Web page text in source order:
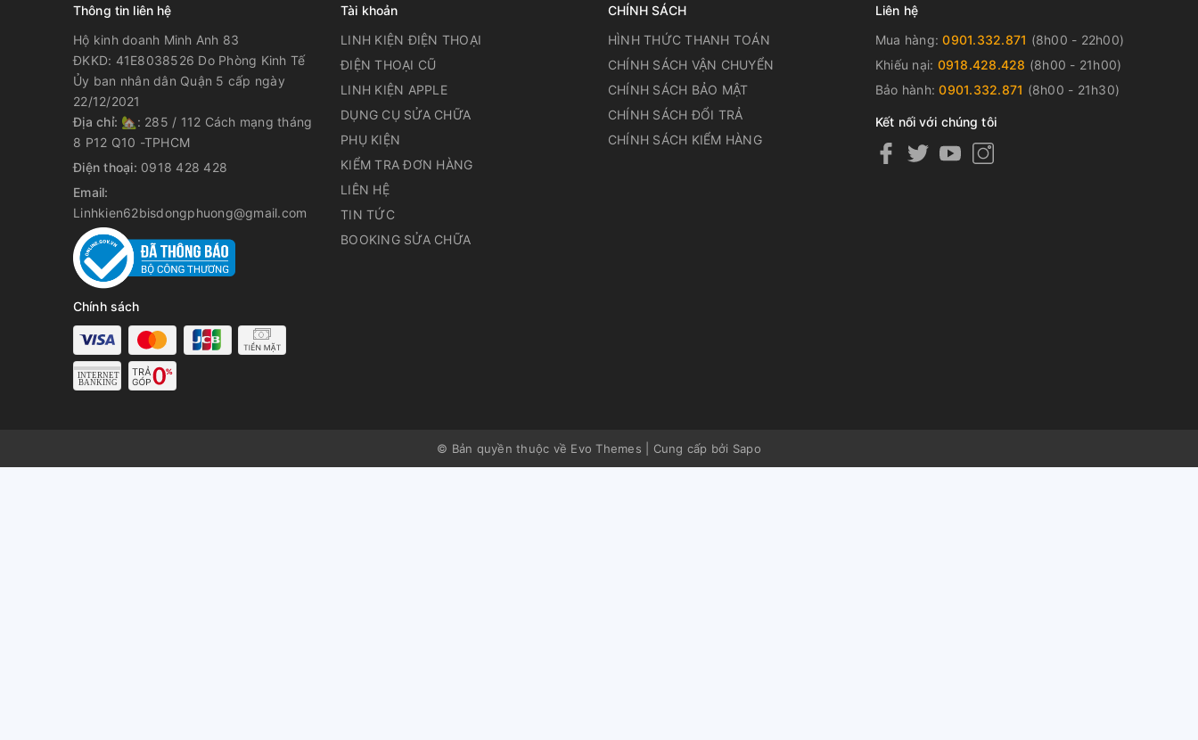
Thông tin liên hệ
Hộ kinh doanh Minh Anh 83
ĐKKD: 41E8038526 Do Phòng Kinh Tế
Ủy ban nhân dân Quận 5 cấp ngày
22/12/2021
Địa chỉ: 🏡: 285 / 112 Cách mạng tháng
8 P12 Q10 -TPHCM
Điện thoại: 0918 428 428
Email:
Linhkien62bisdongphuong@gmail.com
Chính sách
Tài khoản
LINH KIỆN ĐIỆN THOẠI
ĐIỆN THOẠI CŨ
LINH KIỆN APPLE
DỤNG CỤ SỬA CHỮA
PHỤ KIỆN
KIỂM TRA ĐƠN HÀNG
LIÊN HỆ
TIN TỨC
BOOKING SỬA CHỮA
CHÍNH SÁCH
HÌNH THỨC THANH TOÁN
CHÍNH SÁCH VẬN CHUYỂN
CHÍNH SÁCH BẢO MẬT
CHÍNH SÁCH ĐỔI TRẢ
CHÍNH SÁCH KIỂM HÀNG
Liên hệ
Mua hàng:0901.332.871 (8h00 - 22h00)
Khiếu nại: 0918.428.428 (8h00 - 21h00)
Bảo hành:0901.332.871 (8h00 - 21h30)
Kết nối với chúng tôi
© Bản quyền thuộc về Evo Themes Cung cấp bởi Sapo